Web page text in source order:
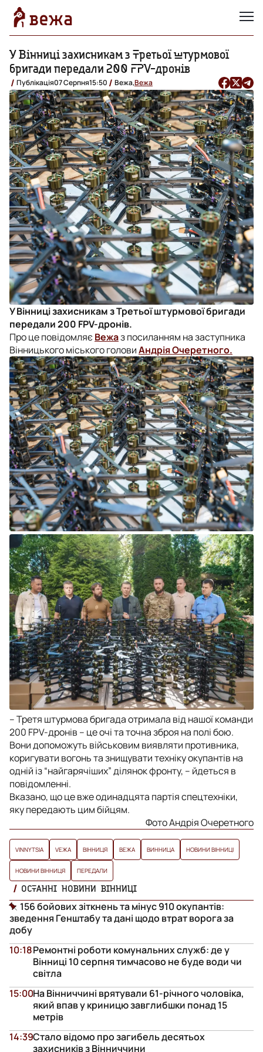
У Вінниці захисникам з Третьої штурмової
бригади передали 200 FPV-дронів
Публікація07 Серпня15:50 Вежа,Вежа
У Вінниці захисникам з Третьої штурмової бригади
передали 200 FPV-дронів.
Про це повідомляєВежаз посиланням на заступника
Вінницького міського головиАндрія Очеретного.
– Третя штурмова бригада отримала від нашої команди
200 FPV-дронів – це очі та точна зброя на полі бою.
Вони допоможуть військовим виявляти противника,
коригувати вогонь та знищувати техніку окупантів на
одній із “найгарячіших” ділянок фронту, – йдеться в
повідомленні.
Вказано, що це вже одинадцята партія спецтехніки,
яку передають цим бійцям.
Фото Андрія Очеретного
VINNYTSIA VЕЖА ВІННИЦЯ ВЕЖА ВИННИЦА НОВИНИ ВІННИЦІ
НОВИНИ ВІННИЦЯ ПЕРЕДАЛИ
ОСТАННІ НОВИНИ ВІННИЦІ
156 бойових зіткнень та мінус 910 окупантів:
зведення Генштабу та дані щодо втрат ворога за
добу
Ремонтні роботи комунальних служб: де у
Вінниці 10 серпня тимчасово не буде води чи
світла
10:18
На Вінниччині врятували 61-річного чоловіка,
який впав у криницю завглибшки понад 15
метрів
15:00
Стало відомо про загибель десятьох
захисників з Вінниччини
14:39